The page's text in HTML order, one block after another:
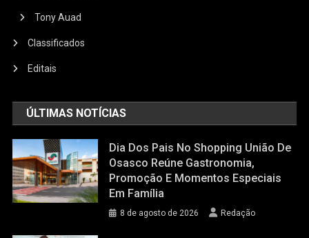
Tony Auad
Classificados
Editais
ÚLTIMAS NOTÍCIAS
Dia Dos Pais No Shopping União De
Osasco Reúne Gastronomia,
Promoção E Momentos Especiais
Em Família
8 de agosto de 2026 Redação